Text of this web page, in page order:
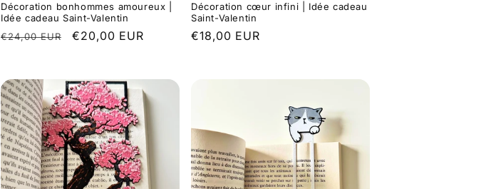
Décoration bonhommes amoureux |
Idée cadeau Saint-Valentin
Prix
€24,00 EUR
Prix
€20,00 EUR
Décoration cœur infini | Idée cadeau
Saint-Valentin
Prix
€18,00 EUR